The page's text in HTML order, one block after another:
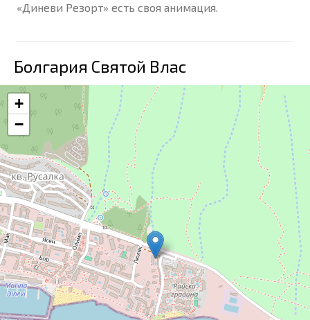
«Диневи Резорт» есть своя анимация.
Болгария Святой Влас
+
−